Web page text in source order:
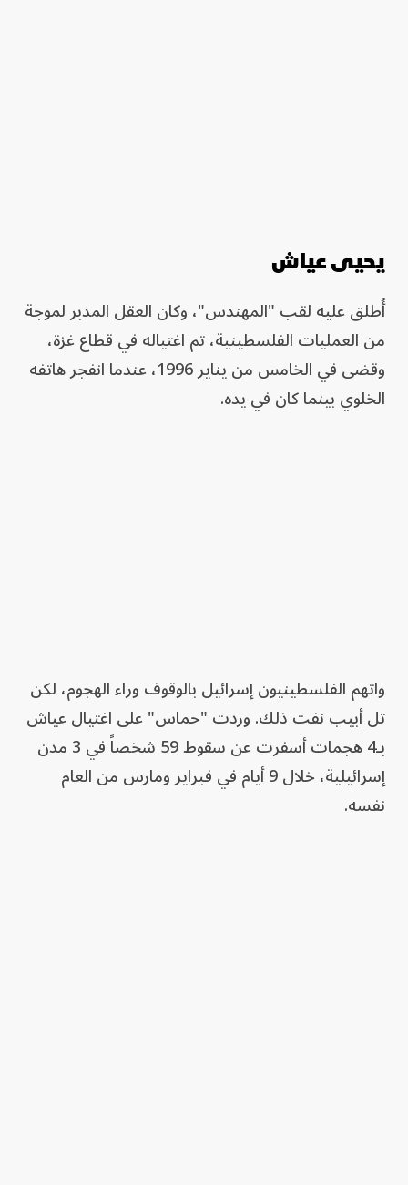
يحيى عياش
أُطلق عليه لقب "المهندس"، وكان العقل المدبر لموجة
من العمليات الفلسطينية، تم اغتياله في قطاع غزة،
وقضى في الخامس من يناير 1996، عندما انفجر هاتفه
الخلوي بينما كان في يده.
واتهم الفلسطينيون إسرائيل بالوقوف وراء الهجوم، لكن
تل أبيب نفت ذلك. وردت "حماس" على اغتيال عياش
بـ4 هجمات أسفرت عن سقوط 59 شخصاً في 3 مدن
إسرائيلية، خلال 9 أيام في فبراير ومارس من العام
نفسه.